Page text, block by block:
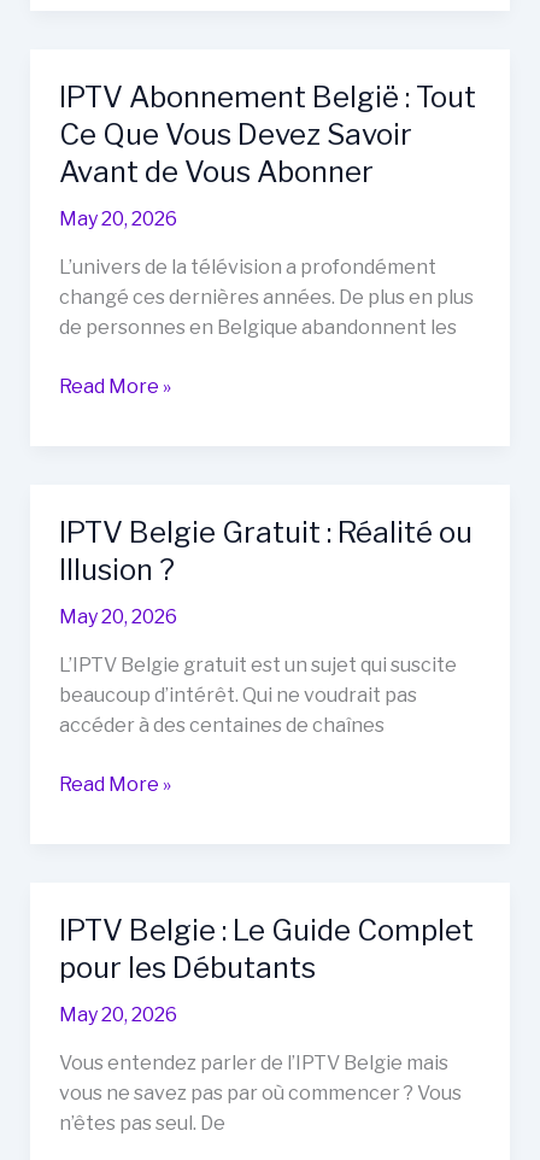
de
tweede
fase
het
Nieuwe
Tijd
Investeringsplan
IPTV Abonnement België : Tout
Ce Que Vous Devez Savoir
Avant de Vous Abonner
May 20, 2026
L’univers de la télévision a profondément
changé ces dernières années. De plus en plus
de personnes en Belgique abandonnent les
IPTV
Ce
Que
Devez
Savoir
Avant
de
Abonner
Read More »
IPTV Belgie Gratuit : Réalité ou
Illusion ?
May 20, 2026
L’IPTV Belgie gratuit est un sujet qui suscite
beaucoup d’intérêt. Qui ne voudrait pas
accéder à des centaines de chaînes
IPTV
ou
Illusion
Read More »
IPTV Belgie : Le Guide Complet
pour les Débutants
May 20, 2026
Vous entendez parler de l’IPTV Belgie mais
vous ne savez pas par où commencer ? Vous
n’êtes pas seul. De